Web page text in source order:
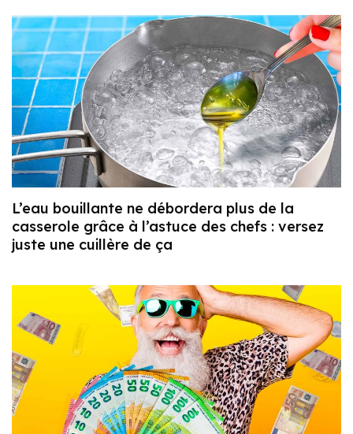
L’eau bouillante ne débordera plus de la
casserole grâce à l’astuce des chefs : versez
juste une cuillère de ça